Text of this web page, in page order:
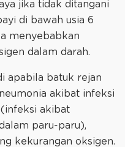
jika tidak ditangani
di bawah usia 6
menyebabkan
dalam darah.
apabila batuk rejan
akibat infeksi
(infeksi akibat
paru-paru),
kekurangan oksigen.